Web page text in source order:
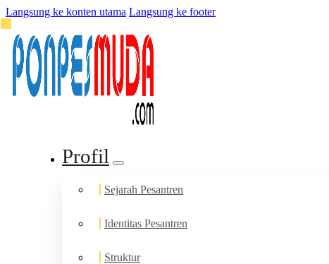
Langsung ke konten utama Langsung ke footer
Profil
Sejarah Pesantren
Identitas Pesantren
Struktur